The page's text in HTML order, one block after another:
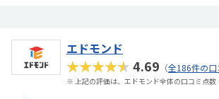
エドモンド
★★★★★4.69 （全186件の口
※ 上記の評価は、エドモンド全体の口コミ点数